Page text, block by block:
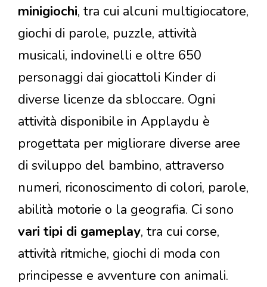
minigiochi, tra cui alcuni multigiocatore,
giochi di parole, puzzle, attività
musicali, indovinelli e oltre 650
personaggi dai giocattoli Kinder di
diverse licenze da sbloccare. Ogni
attività disponibile in Applaydu è
progettata per migliorare diverse aree
di sviluppo del bambino, attraverso
numeri, riconoscimento di colori, parole,
abilità motorie o la geografia. Ci sono
vari tipi di gameplay, tra cui corse,
attività ritmiche, giochi di moda con
principesse e avventure con animali.